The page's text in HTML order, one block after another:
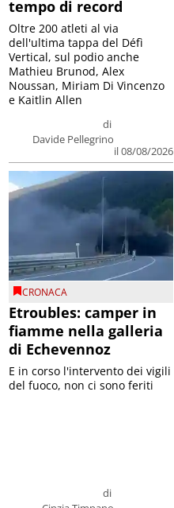
tempo di record
di
Davide Pellegrino
il 08/08/2026
Oltre 200 atleti al via
dell'ultima tappa del Défì
Vertical, sul podio anche
Mathieu Brunod, Alex
Noussan, Miriam Di Vincenzo
e Kaitlin Allen
CRONACA
Etroubles: camper in
fiamme nella galleria
di Echevennoz
di
E in corso l'intervento dei vigili
del fuoco, non ci sono feriti